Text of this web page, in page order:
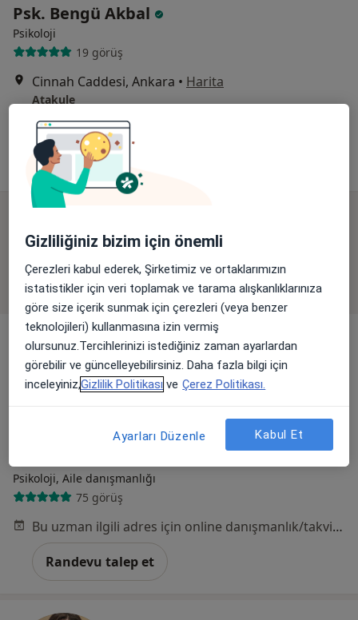
Psk. Bengü Akbal
Psikoloji
19 görüş
Cinnah Caddesi, Ankara • Harita
Atakule
Randevu talep et
müsait değil. Bunun yerine online danışmanlığını
deneyin
Psikoloji, Aile danışmanlığı
75 görüş
Bu uzman ilgili adres için online danışmanlık/takvim sunmuyor.
Randevu talep et
Gizliliğiniz bizim için önemli
Çerezleri kabul ederek, Şirketimiz ve ortaklarımızın
istatistikler için veri toplamak ve tarama alışkanlıklarınıza
göre size içerik sunmak için çerezleri (veya benzer
teknolojileri) kullanmasına izin vermiş
olursunuz.Tercihlerinizi istediğiniz zaman ayarlardan
görebilir ve güncelleyebilirsiniz. Daha fazla bilgi için
inceleyiniz,Gizlilik Politikası ve Çerez Politikası.
Ayarları Düzenle Kabul Et